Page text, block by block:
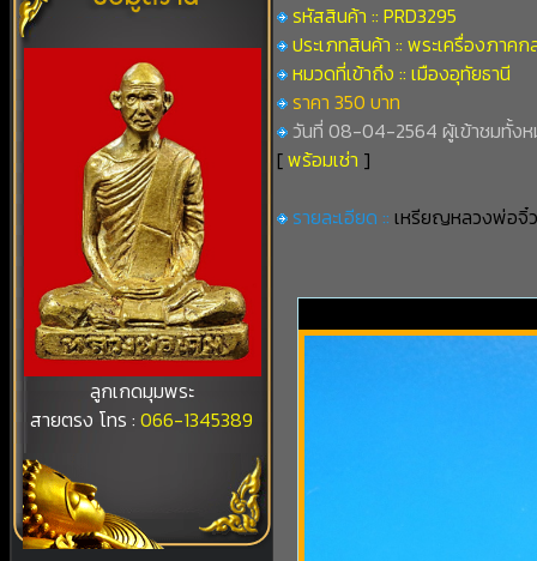
ลูกเกดมุมพระ
สายตรง โทร :066-1345389
รหัสสินค้า :: PRD3295
ประเภทสินค้า :: พระเครื่องภาคก
หมวดที่เข้าถึง :: เมืองอุทัยธานี
ราคา 350 บาท
วันที่ 08-04-2564 ผู้เข้าชมทั้ง
[พร้อมเช่า ]
รายละเอียด :: เหรียญหลวงพ่อจิ๋